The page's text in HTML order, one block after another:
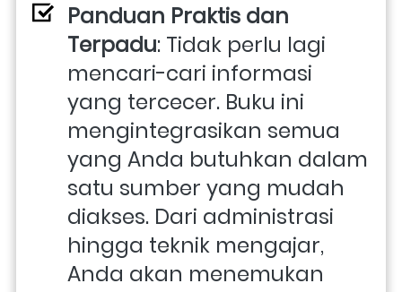
Panduan Praktis dan
Terpadu: Tidak perlu lagi
mencari-cari informasi
yang tercecer. Buku ini
mengintegrasikan semua
yang Anda butuhkan dalam
satu sumber yang mudah
diakses. Dari administrasi
hingga teknik mengajar,
Anda akan menemukan